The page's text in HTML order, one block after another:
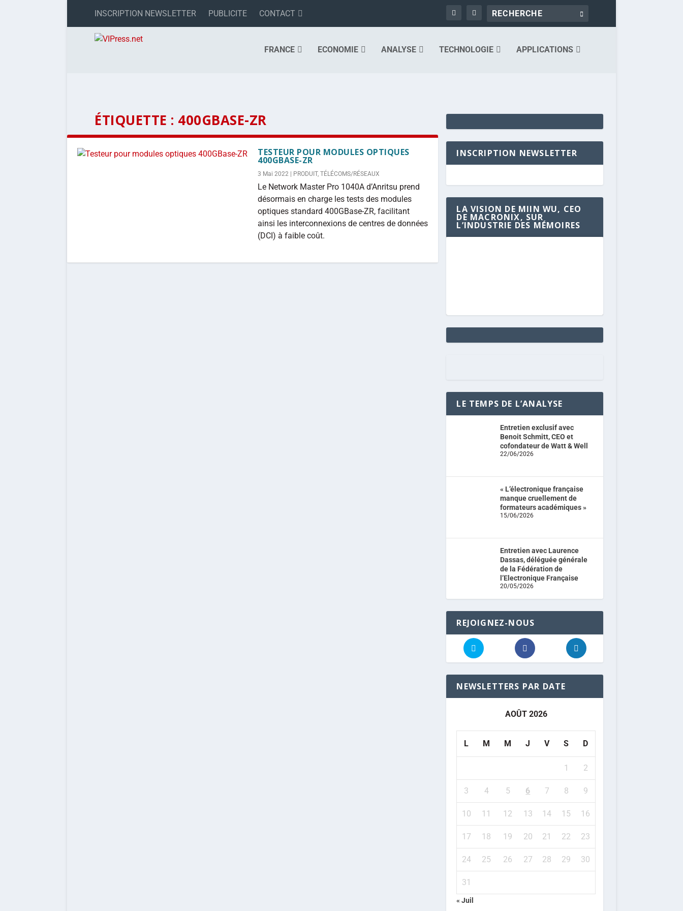
INSCRIPTION NEWSLETTER PUBLICITE CONTACT
FRANCE ECONOMIE ANALYSE TECHNOLOGIE APPLICATIONS
ÉTIQUETTE : 400GBASE-ZR
TESTEUR POUR MODULES OPTIQUES
400GBASE-ZR
3 Mai 2022 PRODUIT,TÉLÉCOMS/RÉSEAUX
Le Network Master Pro 1040A d’Anritsu prend
désormais en charge les tests des modules
optiques standard 400GBase-ZR, facilitant
ainsi les interconnexions de centres de données
(DCI) à faible coût.
INSCRIPTION NEWSLETTER
LA VISION DE MIIN WU, CEO
DE MACRONIX, SUR
L’INDUSTRIE DES MÉMOIRES
LE TEMPS DE L’ANALYSE
Entretien exclusif avec
Benoit Schmitt, CEO et
cofondateur de Watt & Well
22/06/2026
« L’électronique française
manque cruellement de
formateurs académiques »
15/06/2026
Entretien avec Laurence
Dassas, déléguée générale
de la Fédération de
l’Electronique Française
20/05/2026
REJOIGNEZ-NOUS
NEWSLETTERS PAR DATE
AOÛT 2026
L M M J V S D
1 2
3 4 5 6 7 8 9
10 11 12 13 14 15 16
17 18 19 20 21 22 23
24 25 26 27 28 29 30
31
« Juil